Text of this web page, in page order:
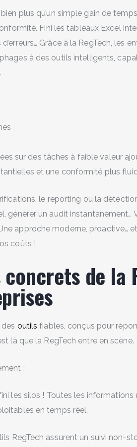
plus qu’un simple gain de
Fini les tableaux Excel
Grâce à la RegTech, les
à des outils intelligents,
sur des tâches à faible valeur
et une conformité plus
le reporting ou la
générer un audit instantanément…
approche moderne, proactive…
coûts !
de la
outils fiables, conçus pour
là que la RegTech entre en scène.
:
les silos ! Toutes les
en temps réel.
RegTech assurent un suivi non-